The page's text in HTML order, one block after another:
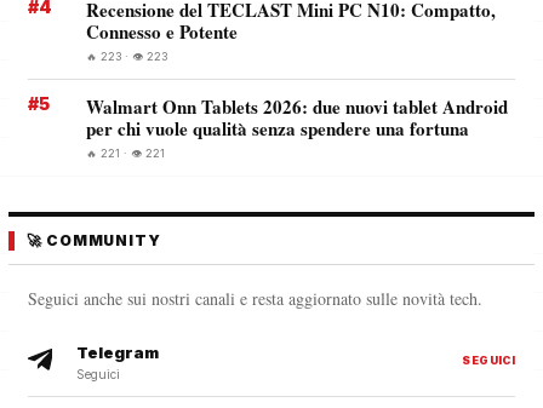
#4
Recensione del TECLAST Mini PC N10: Compatto,
Connesso e Potente
🔥 223 · 👁️ 223
#5
Walmart Onn Tablets 2026: due nuovi tablet Android
per chi vuole qualità senza spendere una fortuna
🔥 221 · 👁️ 221
🚀 COMMUNITY
Seguici anche sui nostri canali e resta aggiornato sulle novità tech.
Telegram
Seguici
SEGUICI